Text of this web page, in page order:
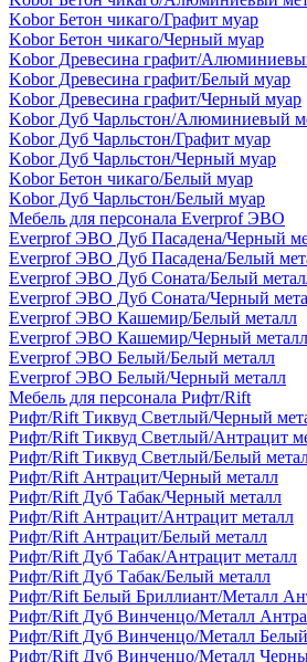
Kobor Бетон чикаго/Графит муар
Kobor Бетон чикаго/Черный муар
Kobor Древесина графит/
Kobor Древесина графит/Белый муар
Kobor Древесина графит/Черный муар
Kobor Дуб Чарльстон/Алюминиевый
Kobor Дуб Чарльстон/Графит муар
Kobor Дуб Чарльстон/Черный муар
Kobor Бетон чикаго/Белый муар
Kobor Дуб Чарльстон/Белый муар
Мебель для персонала Everprof ЭВО
Everprof ЭВО Дуб Пасадена/Черный
Everprof ЭВО Дуб Пасадена/Белый
Everprof ЭВО Дуб Соната/Белый
Everprof ЭВО Дуб Соната/Черный
Everprof ЭВО Кашемир/Белый металл
Everprof ЭВО Кашемир/Черный металл
Everprof ЭВО Белый/Белый металл
Everprof ЭВО Белый/Черный металл
Мебель для персонала Рифт/Rift
Рифт/Rift Тиквуд Светлый/Черный
Рифт/Rift Тиквуд Светлый/Антрацит
Рифт/Rift Тиквуд Светлый/Белый
Рифт/Rift Антрацит/Черный металл
Рифт/Rift Дуб Табак/Черный металл
Рифт/Rift Антрацит/Антрацит металл
Рифт/Rift Антрацит/Белый металл
Рифт/Rift Дуб Табак/Антрацит металл
Рифт/Rift Дуб Табак/Белый металл
Рифт/Rift Белый Бриллиант/Металл
Рифт/Rift Дуб Винченцо/Металл
Рифт/Rift Дуб Винченцо/Металл Белый
Рифт/Rift Дуб Винченцо/Металл